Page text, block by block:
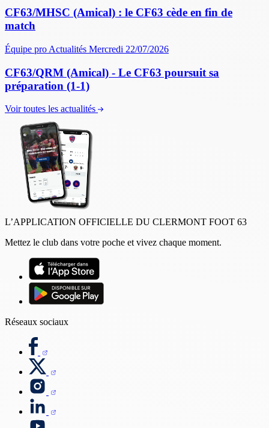
CF63/MHSC (Amical) : le CF63 cède en fin de
match
Équipe pro Actualités Mercredi 22/07/2026
CF63/QRM (Amical) - Le CF63 poursuit sa
préparation (1-1)
Voir toutes les actualités
L’APPLICATION OFFICIELLE DU CLERMONT FOOT 63
Mettez le club dans votre poche et vivez chaque moment.
Réseaux sociaux